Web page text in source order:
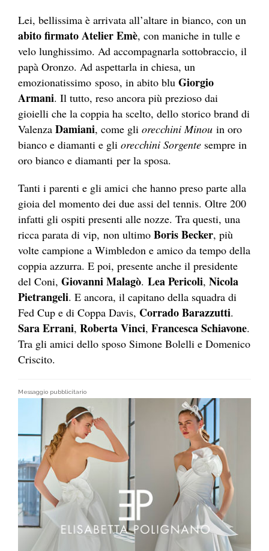
Lei, bellissima è arrivata all’altare in bianco, con un
abito firmato Atelier Emè, con maniche in tulle e
velo lunghissimo. Ad accompagnarla sottobraccio, il
papà Oronzo. Ad aspettarla in chiesa, un
emozionatissimo sposo, in abito blu Giorgio
Armani. Il tutto, reso ancora più prezioso dai
gioielli che la coppia ha scelto, dello storico brand di
Valenza Damiani, come gli orecchini Minou in oro
bianco e diamanti e gli orecchini Sorgente sempre in
oro bianco e diamanti per la sposa.
Tanti i parenti e gli amici che hanno preso parte alla
gioia del momento dei due assi del tennis. Oltre 200
infatti gli ospiti presenti alle nozze. Tra questi, una
ricca parata di vip, non ultimo Boris Becker, più
volte campione a Wimbledon e amico da tempo della
coppia azzurra. E poi, presente anche il presidente
del Coni, Giovanni Malagò. Lea Pericoli, Nicola
Pietrangeli. E ancora, il capitano della squadra di
Fed Cup e di Coppa Davis, Corrado Barazzutti.
Sara Errani, Roberta Vinci, Francesca Schiavone.
Tra gli amici dello sposo Simone Bolelli e Domenico
Criscito.
Messaggio pubblicitario